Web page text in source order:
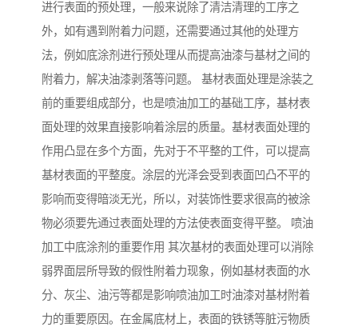
进行表面的预处理，一般来说除了清洁清理的工序之
外，如有遇到附着力问题，还需要通过其他的处理方
法，例如底涂剂进行预处理从而提高油漆与基材之间的
附着力，解决油漆剥落等问题。 基材表面处理是涂装之
前的重要组成部分，也是喷油加工的基础工序，基材表
面处理的效果直接影响着涂层的质量。基材表面处理的
作用凸显在多个方面，先对于不平整的工件，可以提高
基材表面的平整度。涂层的光泽会受到表面凹凸不平的
影响而变得暗淡无光，所以，对装饰性要求很高的被涂
物必须要先通过表面处理的方法使表面变得平整。 喷油
加工中底涂剂的重要作用 其次基材的表面处理可以消除
弱界面层所导致的假性附着力现象，例如基材表面的水
分、灰尘、油污等都是影响喷油加工时油漆对基材附着
力的重要原因。在金属底材上，表面的铁锈等脏污物质